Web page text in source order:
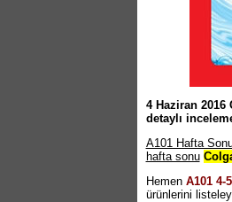
4 Haziran 2016
detaylı
A101 Hafta
hafta sonu
Hemen A101 4-
ürünlerini